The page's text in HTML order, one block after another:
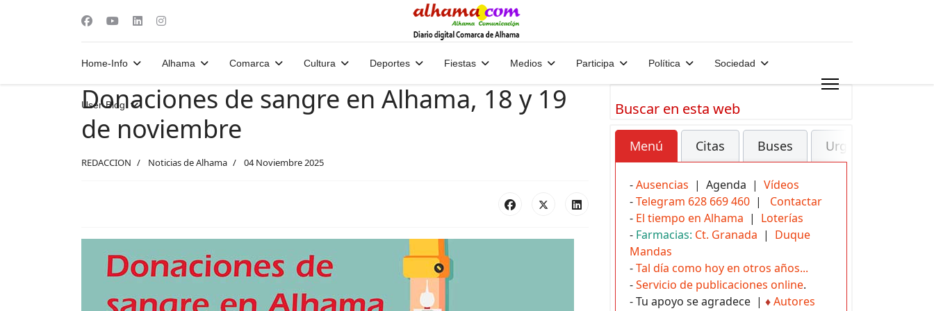
Home-Info Alhama Comarca Cultura Deportes Fiestas Medios Participa Política Sociedad
User-Blog
Donaciones de sangre en Alhama, 18 y 19
de noviembre
REDACCION Noticias de Alhama 04 Noviembre 2025
Buscar en esta web
Menú Citas Buses Urgencias
-Ausencias | Agenda | Vídeos
-Telegram 628 669 460 | Contactar
- El tiempo en Alhama | Loterías
- Farmacias: Ct. Granada | Duque
Mandas
-Tal día como hoy en otros años...
-Servicio de publicaciones online.
- Tu apoyo se agradece | ♦Autores